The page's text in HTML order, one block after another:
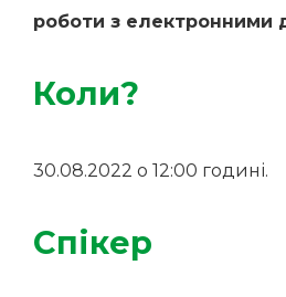
роботи з електронними
Коли?
30.08.2022 о 12:00 годині.
Спікер